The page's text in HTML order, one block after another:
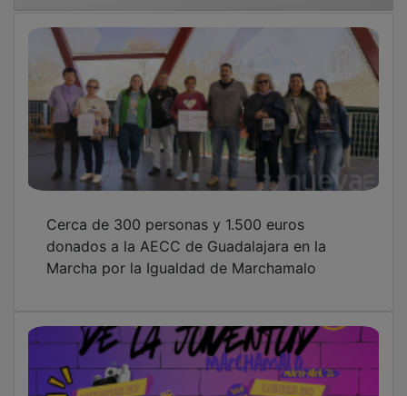
donados a la AECC de Guadalajara en la
Marcha por la Igualdad de Marchamalo